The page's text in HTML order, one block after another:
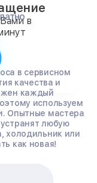
в сервисном
качества и
каждый
используем
Опытные мастера
любую
холодильник или
как новая!
в